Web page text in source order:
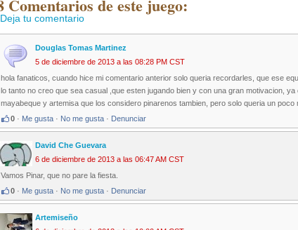
Comentarios de este juego:
Deja tu comentario
Douglas Tomas Martinez
5 de diciembre de 2013 a las 08:28 PM CST
hola fanaticos, cuando hice mi comentario anterior solo queria recordarles, que ese
lo tanto no creo que sea casual ,que esten jugando bien y con una gran motivacion,
mayabeque y artemisa que los considero pinarenos tambien, pero solo queria un
0 · Me gusta · No me gusta · Denunciar
David Che Guevara
6 de diciembre de 2013 a las 06:47 AM CST
Vamos Pinar, que no pare la fiesta.
0 · Me gusta · No me gusta · Denunciar
Artemiseño